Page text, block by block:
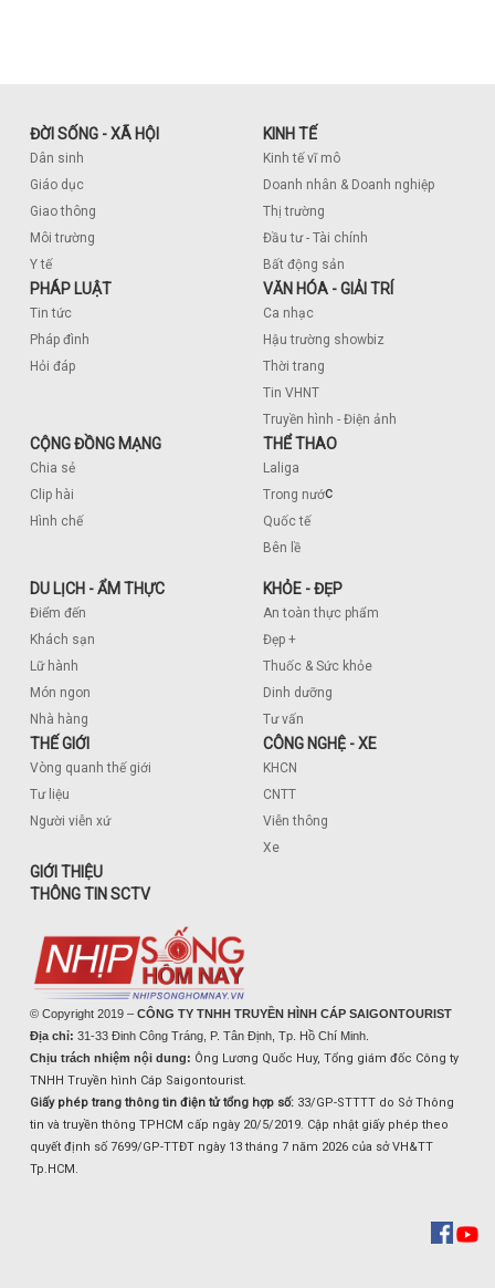
ĐỜI SỐNG - XÃ HỘI
Dân sinh
Giáo dục
Giao thông
Môi trường
Y tế
KINH TẾ
Kinh tế vĩ mô
Doanh nhân & Doanh nghiệp
Thị trường
Đầu tư - Tài chính
Bất động sản
PHÁP LUẬT
Tin tức
Pháp đình
Hỏi đáp
VĂN HÓA - GIẢI TRÍ
Ca nhạc
Hậu trường showbiz
Thời trang
Tin VHNT
Truyền hình - Điện ảnh
CỘNG ĐỒNG MẠNG
Chia sẻ
Clip hài
Hình chế
THỂ THAO
Laliga
Trong nước
Quốc tế
Bên lề
DU LỊCH - ẨM THỰC
Điểm đến
Khách sạn
Lữ hành
Món ngon
Nhà hàng
KHỎE - ĐẸP
An toàn thực phẩm
Đẹp +
Thuốc & Sức khỏe
Dinh dưỡng
Tư vấn
THẾ GIỚI
Vòng quanh thế giới
Tư liệu
Người viễn xứ
CÔNG NGHỆ - XE
KHCN
CNTT
Viễn thông
Xe
GIỚI THIỆU
THÔNG TIN SCTV
© Copyright 2019 – CÔNG TY TNHH TRUYỀN HÌNH CÁP SAIGONTOURIST
Địa chỉ: 31-33 Đinh Công Tráng, P. Tân Định, Tp. Hồ Chí Minh.
Chịu trách nhiệm nội dung: Ông Lương Quốc Huy, Tổng giám đốc Công ty
TNHH Truyền hình Cáp Saigontourist.
Giấy phép trang thông tin điện tử tổng hợp số: 33/GP-STTTT do Sở Thông
tin và truyền thông TPHCM cấp ngày 20/5/2019. Cập nhật giấy phép theo
quyết định số 7699/GP-TTĐT ngày 13 tháng 7 năm 2026 của sở VH&TT
Tp.HCM.